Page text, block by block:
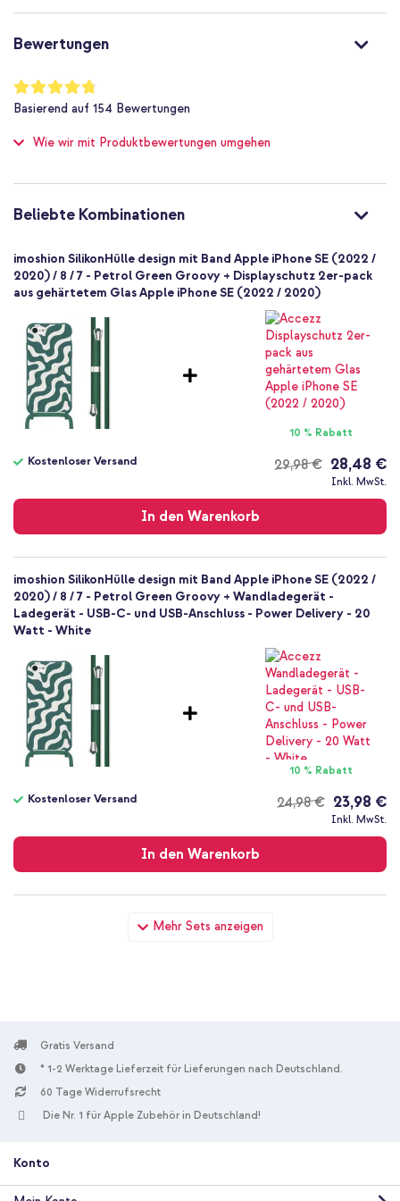
Passt perfekt um dein Handy und erhöht das Volumen nur
Inklusive 1 Jahr Garantie
Bist du auf der Suche nach einer stilvollen Hülle, mit der du dein
Band von imoshion!
Nein
Nein
Nein
8721064011499
SH00074716
Bunt
Silikon und TPU (weich)
Bold und Bright
Smartphone
Hülle
Bewertungen
Bewertung:
95
%
of
Basierend auf 154 Bewertungen
Wie wir mit Produktbewertungen umgehen
Beliebte Kombinationen
Mehr Sets anzeigen
imoshion SilikonHülle design mit Band Apple iPhone SE (2022 /
2020) / 8 / 7 - Petrol Green Groovy + Displayschutz 2er-pack
aus gehärtetem Glas Apple iPhone SE (2022 / 2020)
10 % Rabatt
29,98 €
Kostenloser Versand 28,48 €
Inkl. MwSt.
In den Warenkorb
Versand
imoshion SilikonHülle design mit Band Apple iPhone SE (2022 /
2020) / 8 / 7 - Petrol Green Groovy + Wandladegerät -
Ladegerät - USB-C- und USB-Anschluss - Power Delivery - 20
Watt - White
10 % Rabatt
24,98 €
Kostenloser Versand 23,98 €
Inkl. MwSt.
In den Warenkorb
Versand
imoshion SilikonHülle design mit Band Apple iPhone SE (2022 /
2020) / 8 / 7 - Petrol Green Groovy + USB-C zu Lightning-Kabel
Kostenloser Versand
Versand
Gratis Versand
* 1-2 Werktage Lieferzeit für Lieferungen nach Deutschland.
60 Tage Widerrufsrecht
Die Nr. 1 für Apple Zubehör in Deutschland!
Konto